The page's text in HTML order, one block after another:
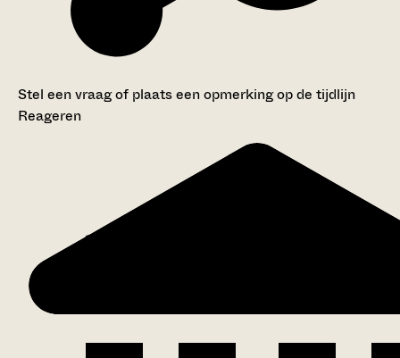
Stel een vraag of plaats een opmerking op de tijdlijn
Reageren